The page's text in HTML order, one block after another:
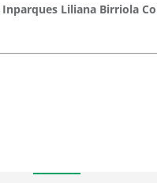
Birriola Contacto: